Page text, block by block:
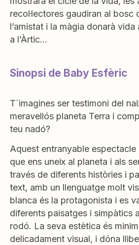
recol·lectores gaudiran al bosc
l’amistat i la màgia donarà
a l’Àrtic…
Sinopsi de Baby Esfèric
T´imagines ser testimoni del
meravellós planeta Terra i
teu nadó?
Aquest entranyable espectacle
que ens uneix al planeta i als
través de diferents històries i
text, amb un llenguatge molt
blanca és la protagonista i es
diferents paisatges i simpàtics
rodó. La seva estètica és
delicadament visual, i dóna